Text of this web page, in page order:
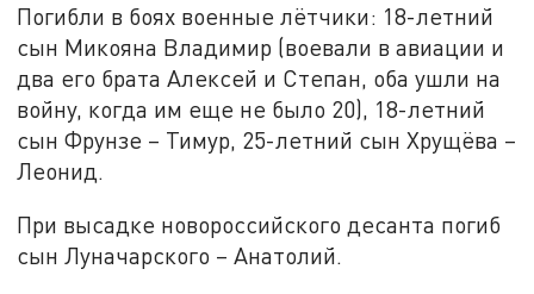
Погибли в боях военные лётчики: 18-летний
сын Микояна Владимир (воевали в авиации и
два его брата Алексей и Степан, оба ушли на
войну, когда им еще не было 20), 18-летний
сын Фрунзе – Тимур, 25-летний сын Хрущёва –
Леонид.
При высадке новороссийского десанта погиб
сын Луначарского – Анатолий.